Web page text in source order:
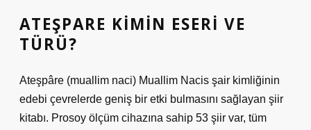
ATEŞPARE KIMIN ESERI VE
TÜRÜ?
Ateşpâre (muallim naci) Muallim Nacis şair kimliğinin
edebi çevrelerde geniş bir etki bulmasını sağlayan şiir
kitabı. Prosoy ölçüm cihazına sahip 53 şiir var, tüm